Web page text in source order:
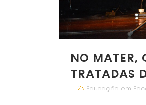
NO MATER,
TRATADAS
Educação em